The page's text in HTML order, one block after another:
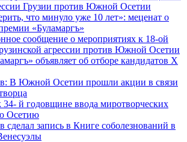
Грузии против Южной Осетии
что минуло уже 10 лет»: меценат о
«Буламаргъ»
сообщение о мероприятиях к 18-ой
агрессии против Южной Осетии
объявляет об отборе кандидатов Х
В Южной Осетии прошли акции в связи
й годовщине ввода миротворческих
Осетию
сделал запись в Книге соболезнований в